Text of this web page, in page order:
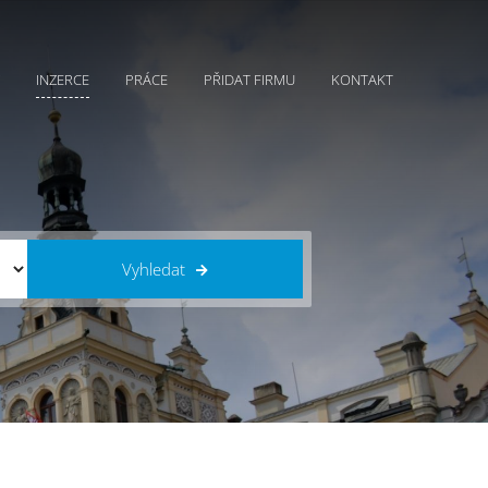
INZERCE PRÁCE PŘIDAT FIRMU KONTAKT
Vyhledat